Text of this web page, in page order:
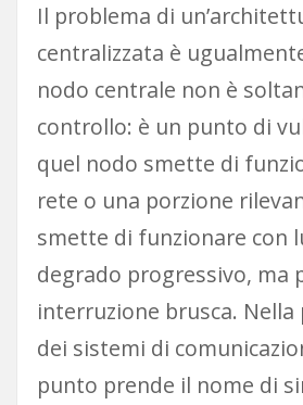
Il problema di
centralizzata è
nodo centrale non è
controllo: è un punto di
quel nodo smette di
rete o una porzione
smette di funzionare con
degrado progressivo, ma
interruzione brusca.
dei sistemi di
punto prende il nome di